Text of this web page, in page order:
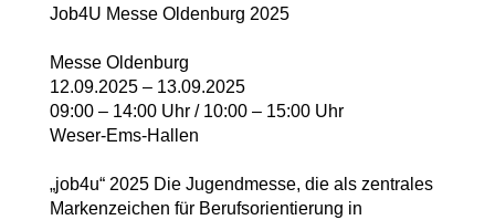
Job4U Messe Oldenburg 2025
Messe Oldenburg
12.09.2025 – 13.09.2025
09:00 – 14:00 Uhr / 10:00 – 15:00 Uhr
Weser-Ems-Hallen
„job4u“ 2025 Die Jugendmesse, die als zentrales
Markenzeichen für Berufsorientierung in